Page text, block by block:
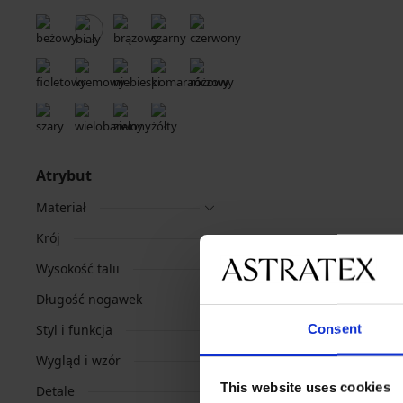
Consent
This website uses cookies
Atrybut
Materiał
Krój
Wysokość talii
Długość nogawek
Styl i funkcja
Wygląd i wzór
Detale